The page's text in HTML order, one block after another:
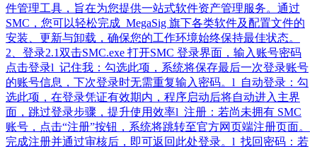
件管理工具，旨在为您提供一站式软件资产管理服务。通过
SMC，您可以轻松完成 MegaSig 旗下各类软件及配置文件的
安装、更新与卸载，确保您的工作环境始终保持最佳状态。
2、登录2.1双击SMC.exe 打开SMC 登录界面，输入账号密码
点击登录l 记住我：勾选此项，系统将保存最后一次登录账号
的账号信息，下次登录时无需重复输入密码。l 自动登录：勾
选此项，在登录凭证有效期内，程序启动后将自动进入主界
面，跳过登录步骤，提升使用效率l 注册：若尚未拥有 SMC
账号，点击“注册”按钮，系统将跳转至官方网页端注册页面。
完成注册并通过审核后，即可返回此处登录。l 找回密码：若